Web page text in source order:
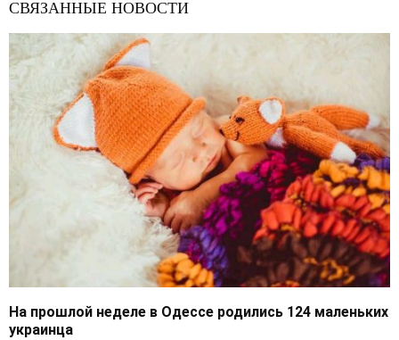
СВЯЗАННЫЕ НОВОСТИ
На прошлой неделе в Одессе родились 124 маленьких
украинца